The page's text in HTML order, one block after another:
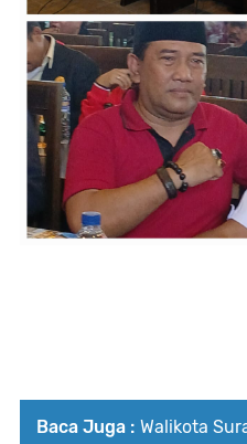
Baca Juga : Walikota